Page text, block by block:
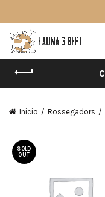
Inicio Rossegadors
SOLD
OUT